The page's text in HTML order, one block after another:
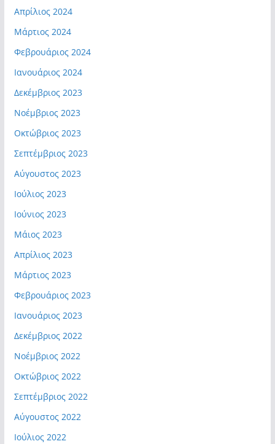
Απρίλιος 2024
Μάρτιος 2024
Φεβρουάριος 2024
Ιανουάριος 2024
Δεκέμβριος 2023
Νοέμβριος 2023
Οκτώβριος 2023
Σεπτέμβριος 2023
Αύγουστος 2023
Ιούλιος 2023
Ιούνιος 2023
Μάιος 2023
Απρίλιος 2023
Μάρτιος 2023
Φεβρουάριος 2023
Ιανουάριος 2023
Δεκέμβριος 2022
Νοέμβριος 2022
Οκτώβριος 2022
Σεπτέμβριος 2022
Αύγουστος 2022
Ιούλιος 2022